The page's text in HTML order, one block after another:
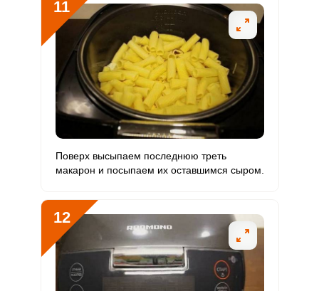
11
Поверх высыпаем последнюю треть
макарон и посыпаем их оставшимся сыром.
12